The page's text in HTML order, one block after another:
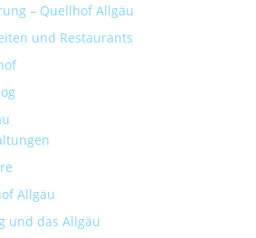
– Quellhof Allgäu
und Restaurants
Allgäu
und das Allgäu